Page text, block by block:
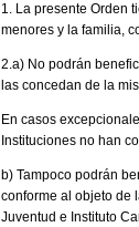
1. La presente Orden
menores y la familia,
2.a) No podrán
las concedan de la
En casos
Instituciones no han
b) Tampoco podrán
conforme al objeto de
Juventud e Instituto